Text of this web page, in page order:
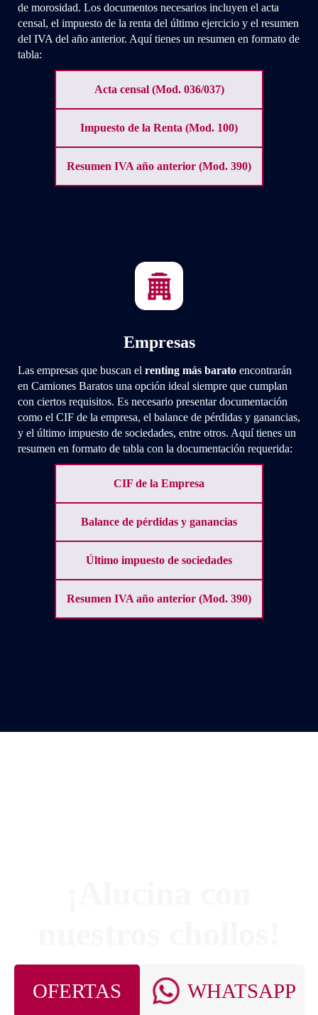
de morosidad. Los documentos necesarios incluyen el acta
censal, el impuesto de la renta del último ejercicio y el resumen
del IVA del año anterior. Aquí tienes un resumen en formato de
tabla:
Acta censal (Mod. 036/037)
Impuesto de la Renta (Mod. 100)
Resumen IVA año anterior (Mod. 390)
Empresas
Las empresas que buscan el renting más barato encontrarán
en Camiones Baratos una opción ideal siempre que cumplan
con ciertos requisitos. Es necesario presentar documentación
como el CIF de la empresa, el balance de pérdidas y ganancias,
y el último impuesto de sociedades, entre otros. Aquí tienes un
resumen en formato de tabla con la documentación requerida:
CIF de la Empresa
Balance de pérdidas y ganancias
Último impuesto de sociedades
Resumen IVA año anterior (Mod. 390)
OFERTAS WHATSAPP